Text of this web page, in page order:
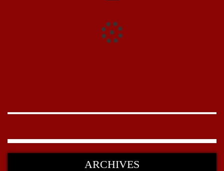
ARCHIVES